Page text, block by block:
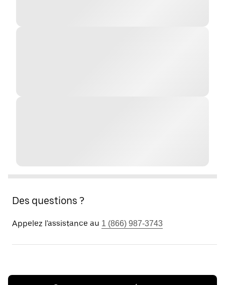
Des questions ?
Appelez l'assistance au 1 (866) 987-3743